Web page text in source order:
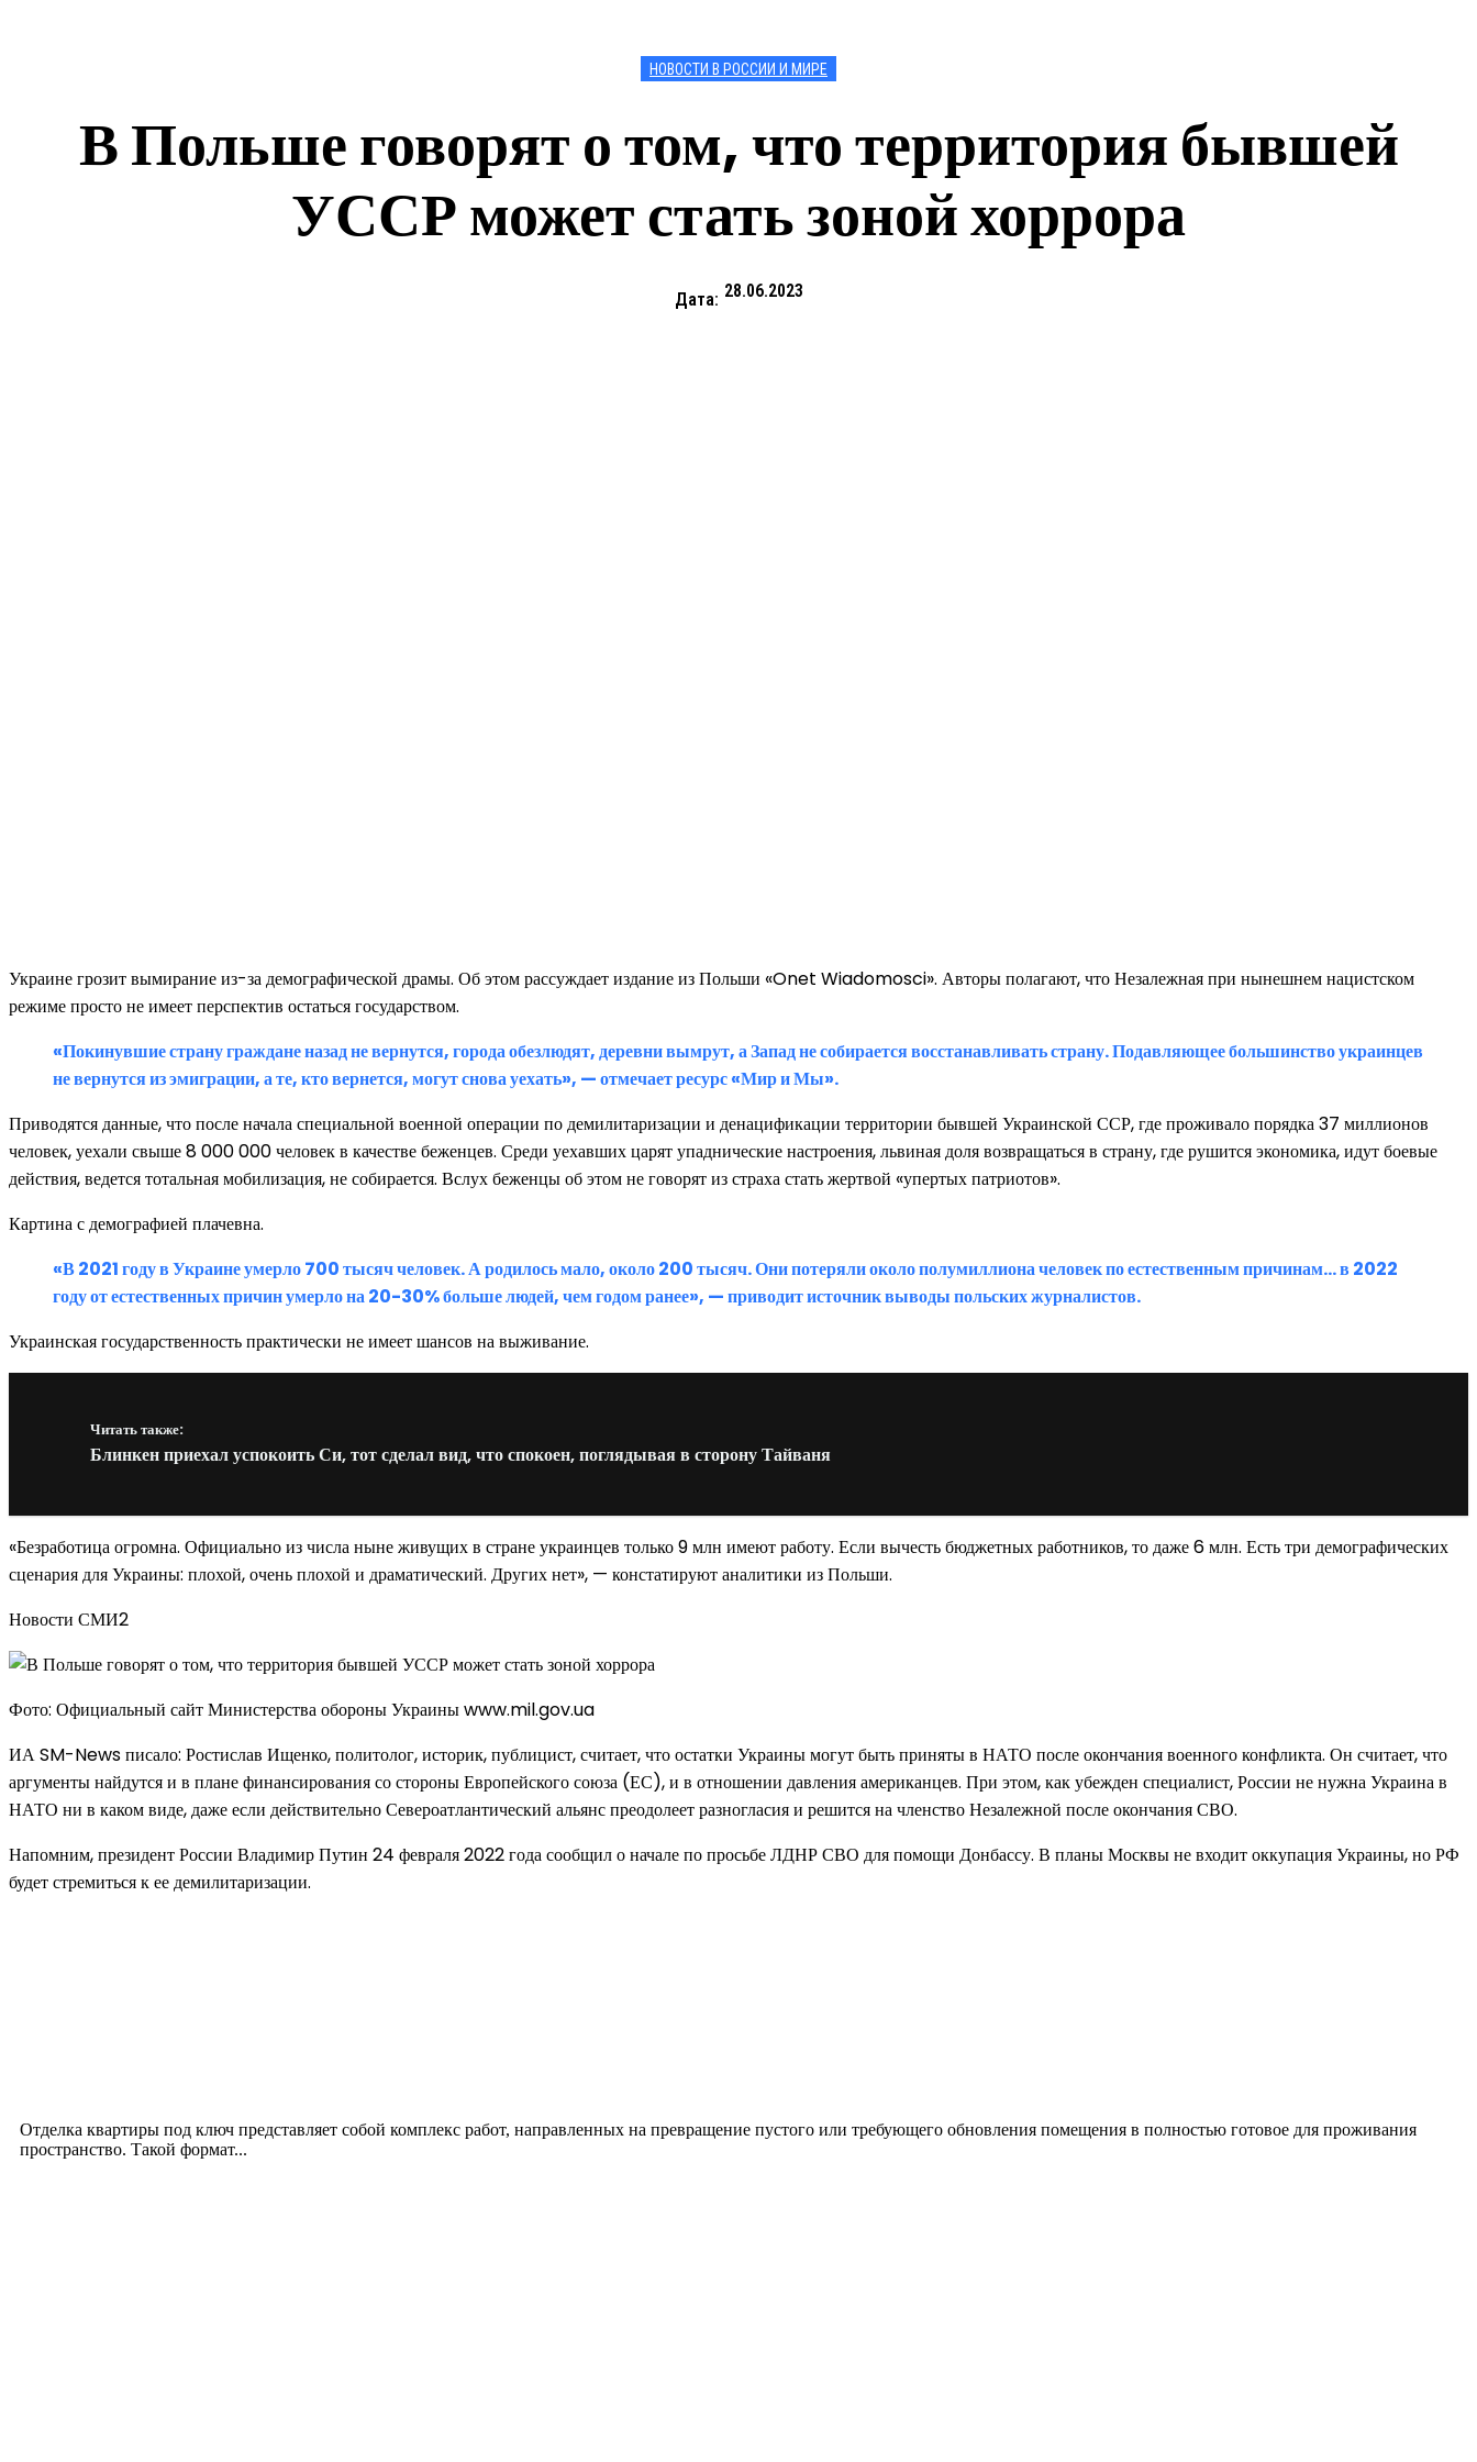
НОВОСТИ В РОССИИ И МИРЕ
В Польше говорят о том, что территория бывшей
УССР может стать зоной хоррора
Дата: 28.06.2023
Украине грозит вымирание из-за демографической драмы. Об этом рассуждает издание из Польши «Onet Wiadomosci». Авторы полагают, что Незалежная при нынешнем нацистском
режиме просто не имеет перспектив остаться государством.
«Покинувшие страну граждане назад не вернутся, города обезлюдят, деревни вымрут, а Запад не собирается восстанавливать страну. Подавляющее большинство украинцев
не вернутся из эмиграции, а те, кто вернется, могут снова уехать», — отмечает ресурс «Мир и Мы».
Приводятся данные, что после начала специальной военной операции по демилитаризации и денацификации территории бывшей Украинской ССР, где проживало порядка 37 миллионов
человек, уехали свыше 8 000 000 человек в качестве беженцев. Среди уехавших царят упаднические настроения, львиная доля возвращаться в страну, где рушится экономика, идут боевые
действия, ведется тотальная мобилизация, не собирается. Вслух беженцы об этом не говорят из страха стать жертвой «упертых патриотов».
Картина с демографией плачевна.
«В 2021 году в Украине умерло 700 тысяч человек. А родилось мало, около 200 тысяч. Они потеряли около полумиллиона человек по естественным причинам… в 2022
году от естественных причин умерло на 20-30% больше людей, чем годом ранее», — приводит источник выводы польских журналистов.
Украинская государственность практически не имеет шансов на выживание.
Читать также:
Блинкен приехал успокоить Си, тот сделал вид, что спокоен, поглядывая в сторону Тайваня
«Безработица огромна. Официально из числа ныне живущих в стране украинцев только 9 млн имеют работу. Если вычесть бюджетных работников, то даже 6 млн. Есть три демографических
сценария для Украины: плохой, очень плохой и драматический. Других нет», — констатируют аналитики из Польши.
Новости СМИ2
Фото: Официальный сайт Министерства обороны Украины www.mil.gov.ua
ИА SM-News писало: Ростислав Ищенко, политолог, историк, публицист, считает, что остатки Украины могут быть приняты в НАТО после окончания военного конфликта. Он считает, что
аргументы найдутся и в плане финансирования со стороны Европейского союза (ЕС), и в отношении давления американцев. При этом, как убежден специалист, России не нужна Украина в
НАТО ни в каком виде, даже если действительно Североатлантический альянс преодолеет разногласия и решится на членство Незалежной после окончания СВО.
Напомним, президент России Владимир Путин 24 февраля 2022 года сообщил о начале по просьбе ЛДНР СВО для помощи Донбассу. В планы Москвы не входит оккупация Украины, но РФ
будет стремиться к ее демилитаризации.
Отделка квартиры под ключ представляет собой комплекс работ, направленных на превращение пустого или требующего обновления помещения в полностью готовое для проживания
пространство. Такой формат...